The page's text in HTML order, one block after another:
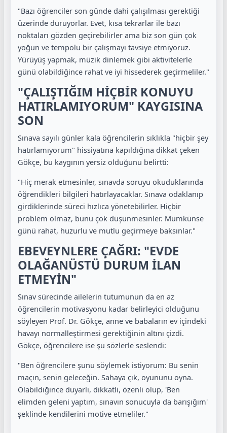
"Bazı öğrenciler son günde dahi çalışılması gerektiği
üzerinde duruyorlar. Evet, kısa tekrarlar ile bazı
noktaları gözden geçirebilirler ama biz son gün çok
yoğun ve tempolu bir çalışmayı tavsiye etmiyoruz.
Yürüyüş yapmak, müzik dinlemek gibi aktivitelerle
günü olabildiğince rahat ve iyi hissederek geçirmeliler."
"ÇALIŞTIĞIM HİÇBİR KONUYU
HATIRLAMIYORUM" KAYGISINA
SON
Sınava sayılı günler kala öğrencilerin sıklıkla "hiçbir şey
hatırlamıyorum" hissiyatına kapıldığına dikkat çeken
Gökçe, bu kaygının yersiz olduğunu belirtti:
"Hiç merak etmesinler, sınavda soruyu okuduklarında
öğrendikleri bilgileri hatırlayacaklar. Sınava odaklanıp
girdiklerinde süreci hızlıca yönetebilirler. Hiçbir
problem olmaz, bunu çok düşünmesinler. Mümkünse
günü rahat, huzurlu ve mutlu geçirmeye baksınlar."
EBEVEYNLERE ÇAĞRI: "EVDE
OLAĞANÜSTÜ DURUM İLAN
ETMEYİN"
Sınav sürecinde ailelerin tutumunun da en az
öğrencilerin motivasyonu kadar belirleyici olduğunu
söyleyen Prof. Dr. Gökçe, anne ve babaların ev içindeki
havayı normalleştirmesi gerektiğinin altını çizdi.
Gökçe, öğrencilere ise şu sözlerle seslendi:
"Ben öğrencilere şunu söylemek istiyorum: Bu senin
maçın, senin geleceğin. Sahaya çık, oyununu oyna.
Olabildiğince duyarlı, dikkatli, özenli olup, 'Ben
elimden geleni yaptım, sınavın sonucuyla da barışığım'
şeklinde kendilerini motive etmeliler."